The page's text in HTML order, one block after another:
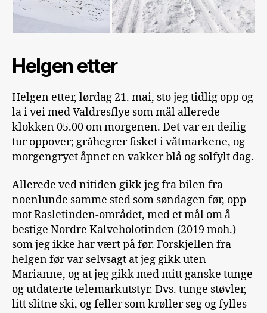
Helgen etter
Helgen etter, lørdag 21. mai, sto jeg tidlig opp og
la i vei med Valdresflye som mål allerede
klokken 05.00 om morgenen. Det var en deilig
tur oppover; gråhegrer fisket i våtmarkene, og
morgengryet åpnet en vakker blå og solfylt dag.
Allerede ved nitiden gikk jeg fra bilen fra
noenlunde samme sted som søndagen før, opp
mot Rasletinden-området, med et mål om å
bestige Nordre Kalveholotinden (2019 moh.)
som jeg ikke har vært på før. Forskjellen fra
helgen før var selvsagt at jeg gikk uten
Marianne, og at jeg gikk med mitt ganske tunge
og utdaterte telemarkutstyr. Dvs. tunge støvler,
litt slitne ski, og feller som krøller seg og fylles